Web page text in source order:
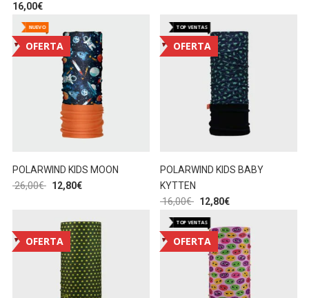
16,00€
OFERTA
NUEVO
POLARWIND KIDS MOON
26,00€ 12,80€
OFERTA
TOP VENTAS
POLARWIND KIDS BABY
KYTTEN
16,00€ 12,80€
OFERTA OFERTA
TOP VENTAS